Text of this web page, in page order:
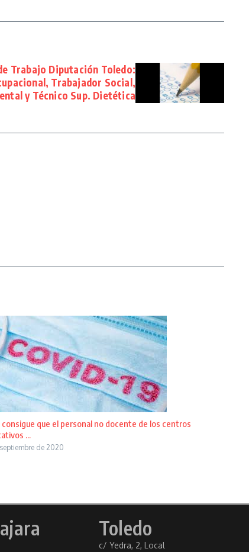
Trabajo Diputación Toledo:
Trabajador Social,
y Técnico Sup. Dietética
consigue que el personal no docente de los centros
...
de 2020
Toledo
c/ Yedra, 2, Local